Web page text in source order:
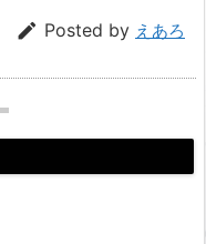
 Posted by えあろ